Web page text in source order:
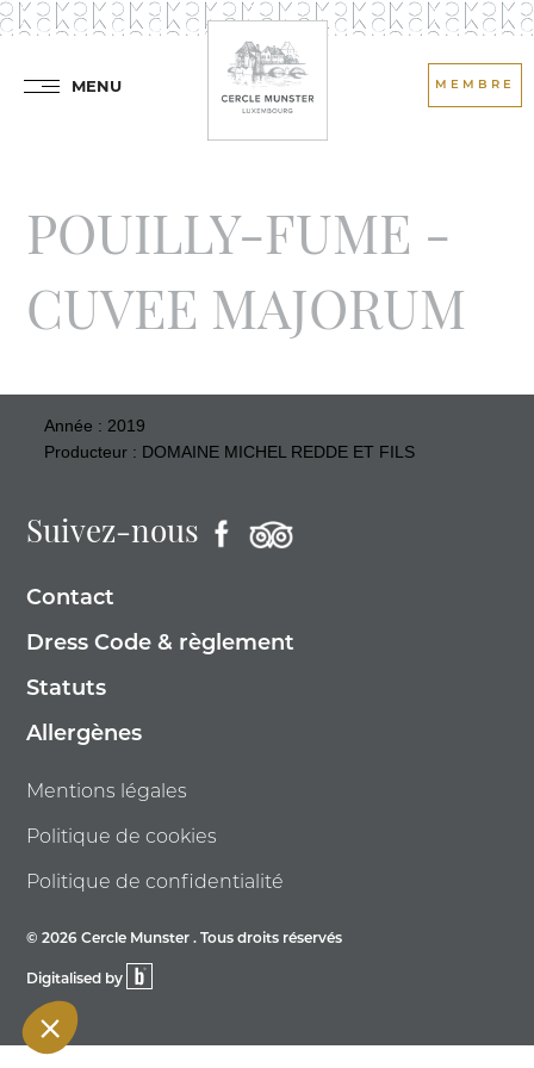
MENU MEMBRE
POUILLY-FUME -
CUVEE MAJORUM
Année : 2019
Producteur : DOMAINE MICHEL REDDE ET FILS
Suivez-nous
Contact
Dress Code & règlement
Statuts
Allergènes
Mentions légales
Politique de cookies
Politique de confidentialité
© 2026 Cercle Munster . Tous droits réservés
Digitalised by